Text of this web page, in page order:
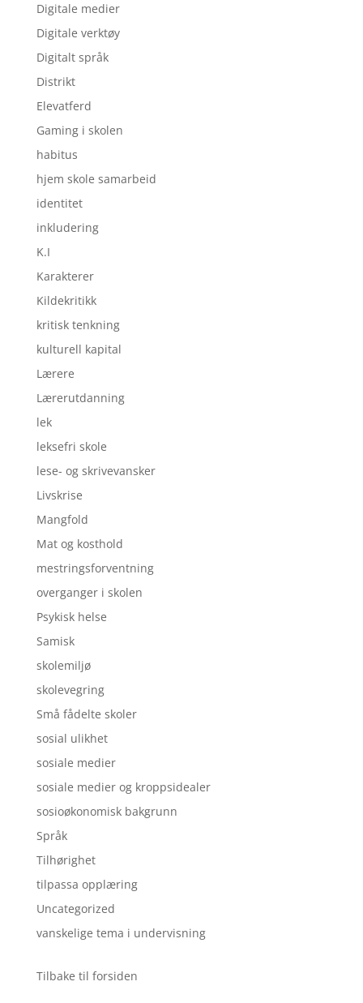
Digitale medier
Digitale verktøy
Digitalt språk
Distrikt
Elevatferd
Gaming i skolen
habitus
hjem skole samarbeid
identitet
inkludering
K.I
Karakterer
Kildekritikk
kritisk tenkning
kulturell kapital
Lærere
Lærerutdanning
lek
leksefri skole
lese- og skrivevansker
Livskrise
Mangfold
Mat og kosthold
mestringsforventning
overganger i skolen
Psykisk helse
Samisk
skolemiljø
skolevegring
Små fådelte skoler
sosial ulikhet
sosiale medier
sosiale medier og kroppsidealer
sosioøkonomisk bakgrunn
Språk
Tilhørighet
tilpassa opplæring
Uncategorized
vanskelige tema i undervisning
Tilbake til forsiden